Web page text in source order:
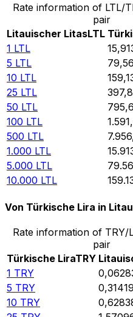
Rate information of LTL/
pair
Litauischer LitasLTL
1 LTL
5 LTL
10 LTL
25 LTL
50 LTL
100 LTL
500 LTL
1.000 LTL
5.000 LTL
10.000 LTL
Von Türkische Lira in
Rate information of TRY/
pair
Türkische LiraTRY
1 TRY
5 TRY
10 TRY